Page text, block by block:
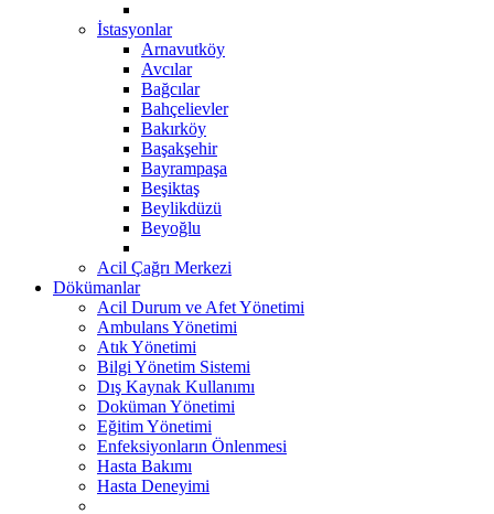
İstasyonlar
Arnavutköy
Avcılar
Bağcılar
Bahçelievler
Bakırköy
Başakşehir
Bayrampaşa
Beşiktaş
Beylikdüzü
Beyoğlu
Acil Çağrı Merkezi
Dökümanlar
Acil Durum ve Afet Yönetimi
Ambulans Yönetimi
Atık Yönetimi
Bilgi Yönetim Sistemi
Dış Kaynak Kullanımı
Doküman Yönetimi
Eğitim Yönetimi
Enfeksiyonların Önlenmesi
Hasta Bakımı
Hasta Deneyimi